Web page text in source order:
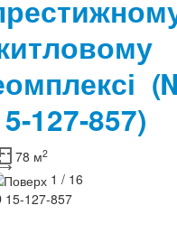
127-857)
78 м2
1 / 16
15-127-857